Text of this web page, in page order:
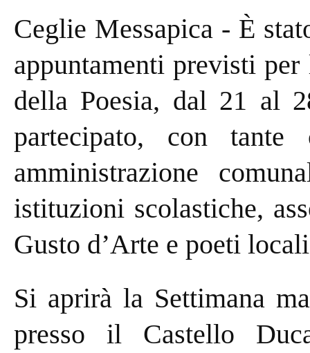
Ceglie Messapica - È
appuntamenti previsti
della Poesia, dal 21 al
partecipato, con tante
amministrazione
istituzioni scolastiche,
Gusto d’Arte e poeti
Si aprirà la Settimana
presso il Castello